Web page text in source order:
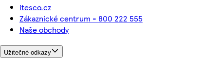
itesco.cz
Zákaznické centrum - 800 222 555
Naše obchody
Užitečné odkazy